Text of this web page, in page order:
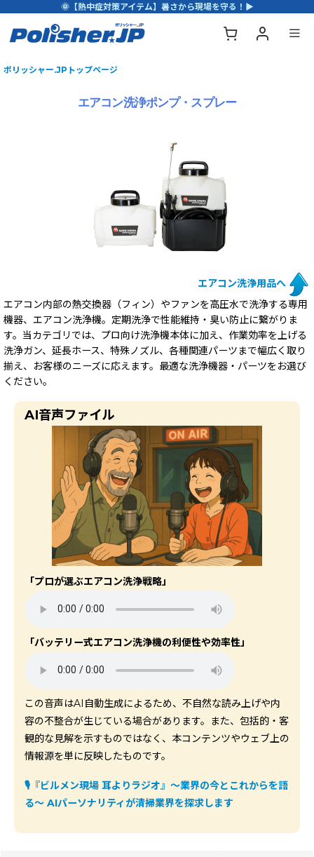
🌞【熱中症対策アイテム】暑さから現場を守る！▶
ポリッシャー.JPトップページ
エアコン洗浄ポンプ・スプレー
エアコン洗浄用品へ
エアコン内部の熱交換器（フィン）やファンを高圧水で洗浄する専用
機器、エアコン洗浄機。定期洗浄で性能維持・臭い防止に繋がりま
す。当カテゴリでは、プロ向け洗浄機本体に加え、作業効率を上げる
洗浄ガン、延長ホース、特殊ノズル、各種関連パーツまで幅広く取り
揃え、お客様のニーズに応えます。最適な洗浄機器・パーツをお選び
ください。
AI音声ファイル
「プロが選ぶエアコン洗浄戦略」
「バッテリー式エアコン洗浄機の利便性や効率性」
この音声はAI自動生成によるため、不自然な読み上げや内
容の不整合が生じている場合があります。また、包括的・客
観的な見解を示すものではなく、本コンテンツやウェブ上の
情報源を単に反映したものです。
🎙️ 『ビルメン現場 耳よりラジオ』〜業界の今とこれからを語
る〜 AIパーソナリティが清掃業界を探求します